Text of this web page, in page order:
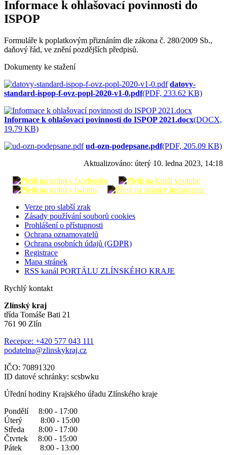
Informace k ohlašovací povinnosti do
ISPOP
Formuláře k poplatkovým přiznáním dle zákona č. 280/2009 Sb.,
daňový řád, ve znění pozdějších předpisů.
Dokumenty ke stažení
datovy-
standard-ispop-f-ovz-popl-2020-v1-0.pdf(PDF, 233.62 KB)
Informace k ohlašovací povinnosti do ISPOP 2021.docx(DOCX,
19.79 KB)
ud-ozn-podepsane.pdf(PDF, 205.09 KB)
Aktualizováno: úterý 10. ledna 2023, 14:18
Verze pro slabší zrak
Zásady používání souborů cookies
Prohlášení o přístupnosti
Ochrana oznamovatelů
Ochrana osobních údajů (GDPR)
Registrace
Mapa stránek
RSS kanál PORTÁLU ZLÍNSKÉHO KRAJE
Rychlý kontakt
Zlínský kraj
třída Tomáše Bati 21
761 90 Zlín
Recepce: +420 577 043 111
podatelna@zlinskykraj.cz
IČO: 70891320
ID datové schránky: scsbwku
Úřední hodiny Krajského úřadu Zlínského kraje
Pondělí 8:00 - 17:00
Úterý 8:00 - 15:00
Středa 8:00 - 17:00
Čtvrtek 8:00 - 15:00
Pátek 8:00 - 13:00